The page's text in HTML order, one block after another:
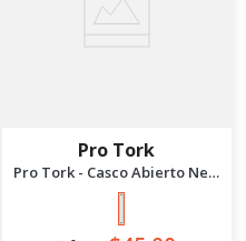
Pro Tork
Pro Tork - Casco Abierto New
Liberty 3 Mate S | Azul Negro